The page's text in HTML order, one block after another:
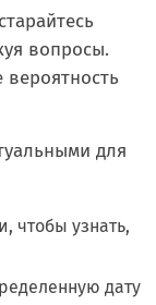
вопросы.
для
чтобы узнать,
дату